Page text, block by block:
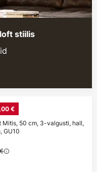
stiilis
€
Mitis, 50 cm, 3-valgusti, hall,
GU10